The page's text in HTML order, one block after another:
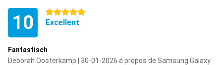
10 5 étoiles
Excellent
Fantastisch
Deborah Oosterkamp | 30-01-2026 á propos de Samsung Galaxy